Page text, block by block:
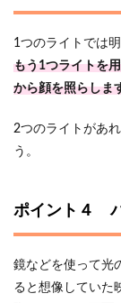
1つのライトでは
もう1つライトを
から顔を照らしま
2つのライトがあ
う。
ポイント４
鏡などを使って光
ると想像していた